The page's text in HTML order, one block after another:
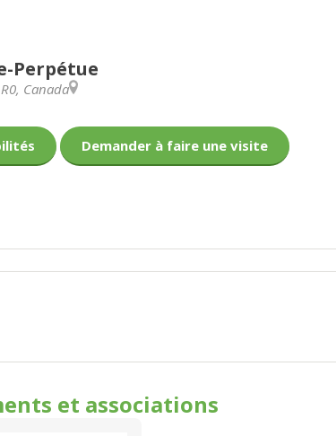
Perpétue
, Canada
Demander à faire une visite
et associations